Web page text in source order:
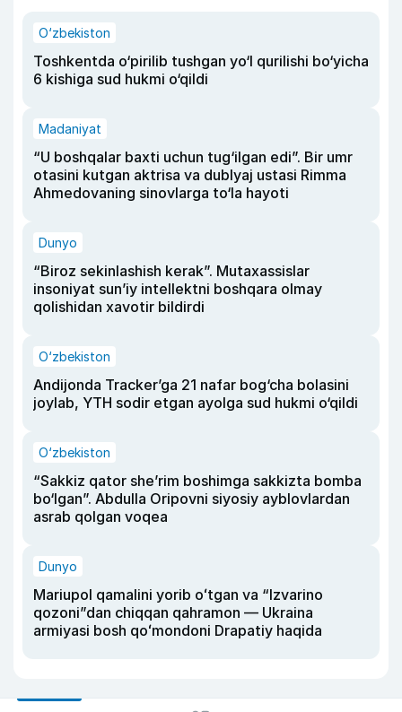
O‘zbekiston
Toshkentda o‘pirilib tushgan yo‘l qurilishi bo‘yicha
6 kishiga sud hukmi o‘qildi
Madaniyat
“U boshqalar baxti uchun tug‘ilgan edi”. Bir umr
otasini kutgan aktrisa va dublyaj ustasi Rimma
Ahmedovaning sinovlarga to‘la hayoti
Dunyo
“Biroz sekinlashish kerak”. Mutaxassislar
insoniyat sun’iy intellektni boshqara olmay
qolishidan xavotir bildirdi
O‘zbekiston
Andijonda Tracker’ga 21 nafar bog‘cha bolasini
joylab, YTH sodir etgan ayolga sud hukmi o‘qildi
O‘zbekiston
“Sakkiz qator she’rim boshimga sakkizta bomba
bo‘lgan”. Abdulla Oripovni siyosiy ayblovlardan
asrab qolgan voqea
Dunyo
Mariupol qamalini yorib oʻtgan va “Izvarino
qozoni”dan chiqqan qahramon — Ukraina
armiyasi bosh qoʻmondoni Drapatiy haqida